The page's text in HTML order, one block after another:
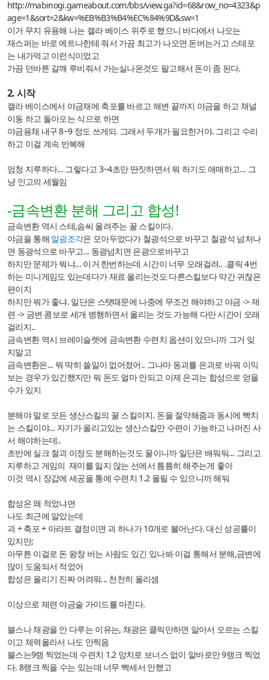
http://mabinogi.gameabout.com/bbs/view.ga?id=68&row_no=4323&p
age=1&sort=2&kw=%EB%B3%B4%EC%84%9D&sw=1
이거 무지 유용해 나는 캘라 베이스 위주로 했으니 바다에서 나오는
재스퍼는 바로 에트나한테 줘서 가끔 최고가 나오면 돈버는거고 스테포
는 내가먹고 이런식이었고
가끔 던바튼 갈깨 루비줘서 가는실나온것도 팔고해서 돈이 좀 된다.
2. 시작
캘라 베이스에서 야금채에 축포를 바르고 해변 끝까지 야금을 하고 채널
이동 하고 돌아오는 식으로 하면
야금용채 내구 8~9 정도 쓰게되. 그래서 두개가 필요한거야. 그리고 수리
하고 이걸 계속 반복해
엄청 지루하다... 그렇다고 3~4초만 딴짓하면서 뭐 하기도 애매하고... 그
냥 인고의 세월임
-금속변환 분해 그리고 합성!
금속변환 역시 스테,솜씨 올려주는 꿀 스킬이다.
야금을 통해 알광조각은 모아두었다가 철광석으로 바꾸고 철광석 넘처나
면 동광석으로 바꾸고... 동광넘치면 은광으로바꾸고
하지만 문제가 뭐냐... 이거 한번하는데 시간이 너무 오래걸려.. .클릭 4번
하는 미니게임도 있는데다가 재료 올리는것도 다른스킬보다 약간 귀찮은
편이지
하지만 뭐가 좋냐. 일단은 스탯때문에 나중에 무조건 해야하고 야금 -> 제
련 -> 금변 콤보로 세개 병행하면서 올리는 것도 가능해 다만 시간이 오래
걸리지..
금속변환 역시 브레이슬렛에 금속변환 수련치 옵션이 있으니까 그거 잊
지말고
금속변환은... 뭐 딱히 쓸일이 없어졌어.. 그나마 동괴를 은괴로 바꿔 이익
보는 경우가 있긴했지만 뭐 돈도 얼마 안되고 이제 은괴는 합성으로 얻을
수가 있지
분해야 말로 모든 생산스킬의 꿀 스킬이지. 돈을 절약해줌과 동시에 빡치
는 스킬이야... 자기가 올리고있는 생산스킬만 수련이 가능하고 나머진 사
서 해야하는데..
초반에 실크 철괴 이정도 분해하는것도 꿀이니까 일단은 배워둬... 그리고
지루하고 게임의 재미를 잃지 않는 선에서 틈틈히 해주는게 좋아
이것 역시 장갑에 세공을 통에 수련치 1.2 올릴 수 있으니까 해둬
합성은 왜 적었냐면
나도 최근에 알았는데
괴 + 축포 + 아라트 결정이면 괴 하나가 10개로 불어난다. 대신 성공률이
있지만;
아무튼 이걸로 돈 왕창 버는 사람도 있긴 있나봐 이걸 통해서 분해,금변에
많이 도움되서 적었어
합성은 올리기 진짜 어려워... 천천히 올리셈
이상으로 제련 야금술 가이드를 마친다.
블스나 채광을 안 다루는 이유는, 채광은 클릭만하면 알아서 오르는 스킬
이고 체력올라서 나도 안찍음
블스는9랭 찍었는데 수련치 1.2 망치로 보너스 없이 알바로만 9랭크 찍었
다. 8랭크 찍을 수는 있는데 너무 빡세서 안했고